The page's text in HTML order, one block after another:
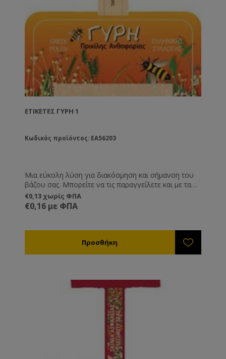
ΕΤΙΚΈΤΕΣ ΓΎΡΗ 1
Κωδικός προϊόντος: EA56203
Μια εύκολη λύση για διακόσμηση και σήμανση του
βάζου σας. Μπορείτε να τις παραγγείλετε και με τα
στοιχεία σας εκτυπωμένα, καθώς και ημερομηνία
παραγωγής, λήξης και καθαρό βάρος.
€0,13 χωρίς ΦΠΑ
€0,16 με ΦΠΑ